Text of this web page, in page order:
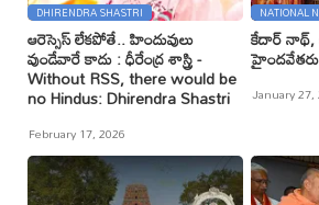
DHIRENDRA SHASTRI
ఆరెస్సెస్ లేకపోతే.. హిందువులు
వుండేవారే కాదు : ధీరేంద్ర శాస్త్రి -
Without RSS, there would be
no Hindus: Dhirendra Shastri
February 17, 2026
NATIONAL
కేదార్
January 27,